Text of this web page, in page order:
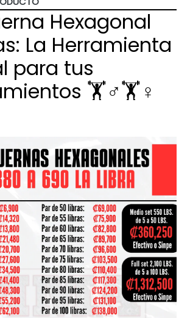
Hexagonal
La Herramienta
para tus
🏋️♂️🏋️♀️